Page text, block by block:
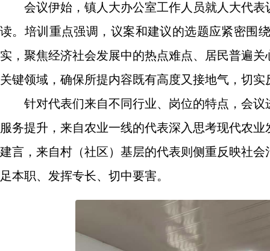
会议伊始，镇人大办公室工作人员就人大代
读。培训重点强调，议案和建议的选题应紧密围
实，聚焦经济社会发展中的热点难点、居民普遍
关键领域，确保所提内容既有高度又接地气，切
针对代表们来自不同行业、岗位的特点，会
服务提升，来自农业一线的代表深入思考现代农
建言，来自村（社区）基层的代表则侧重反映社
足本职、发挥专长、切中要害。